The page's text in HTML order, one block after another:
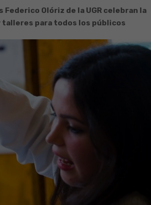
Olóriz de la UGR celebran la
talleres para todos los públicos